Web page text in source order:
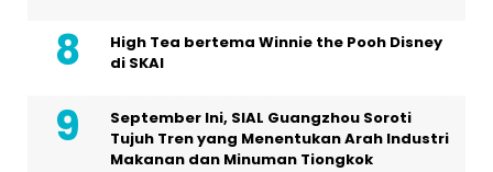
High Tea bertema Winnie the Pooh Disney
di SKAI
September Ini, SIAL Guangzhou Soroti
Tujuh Tren yang Menentukan Arah Industri
Makanan dan Minuman Tiongkok